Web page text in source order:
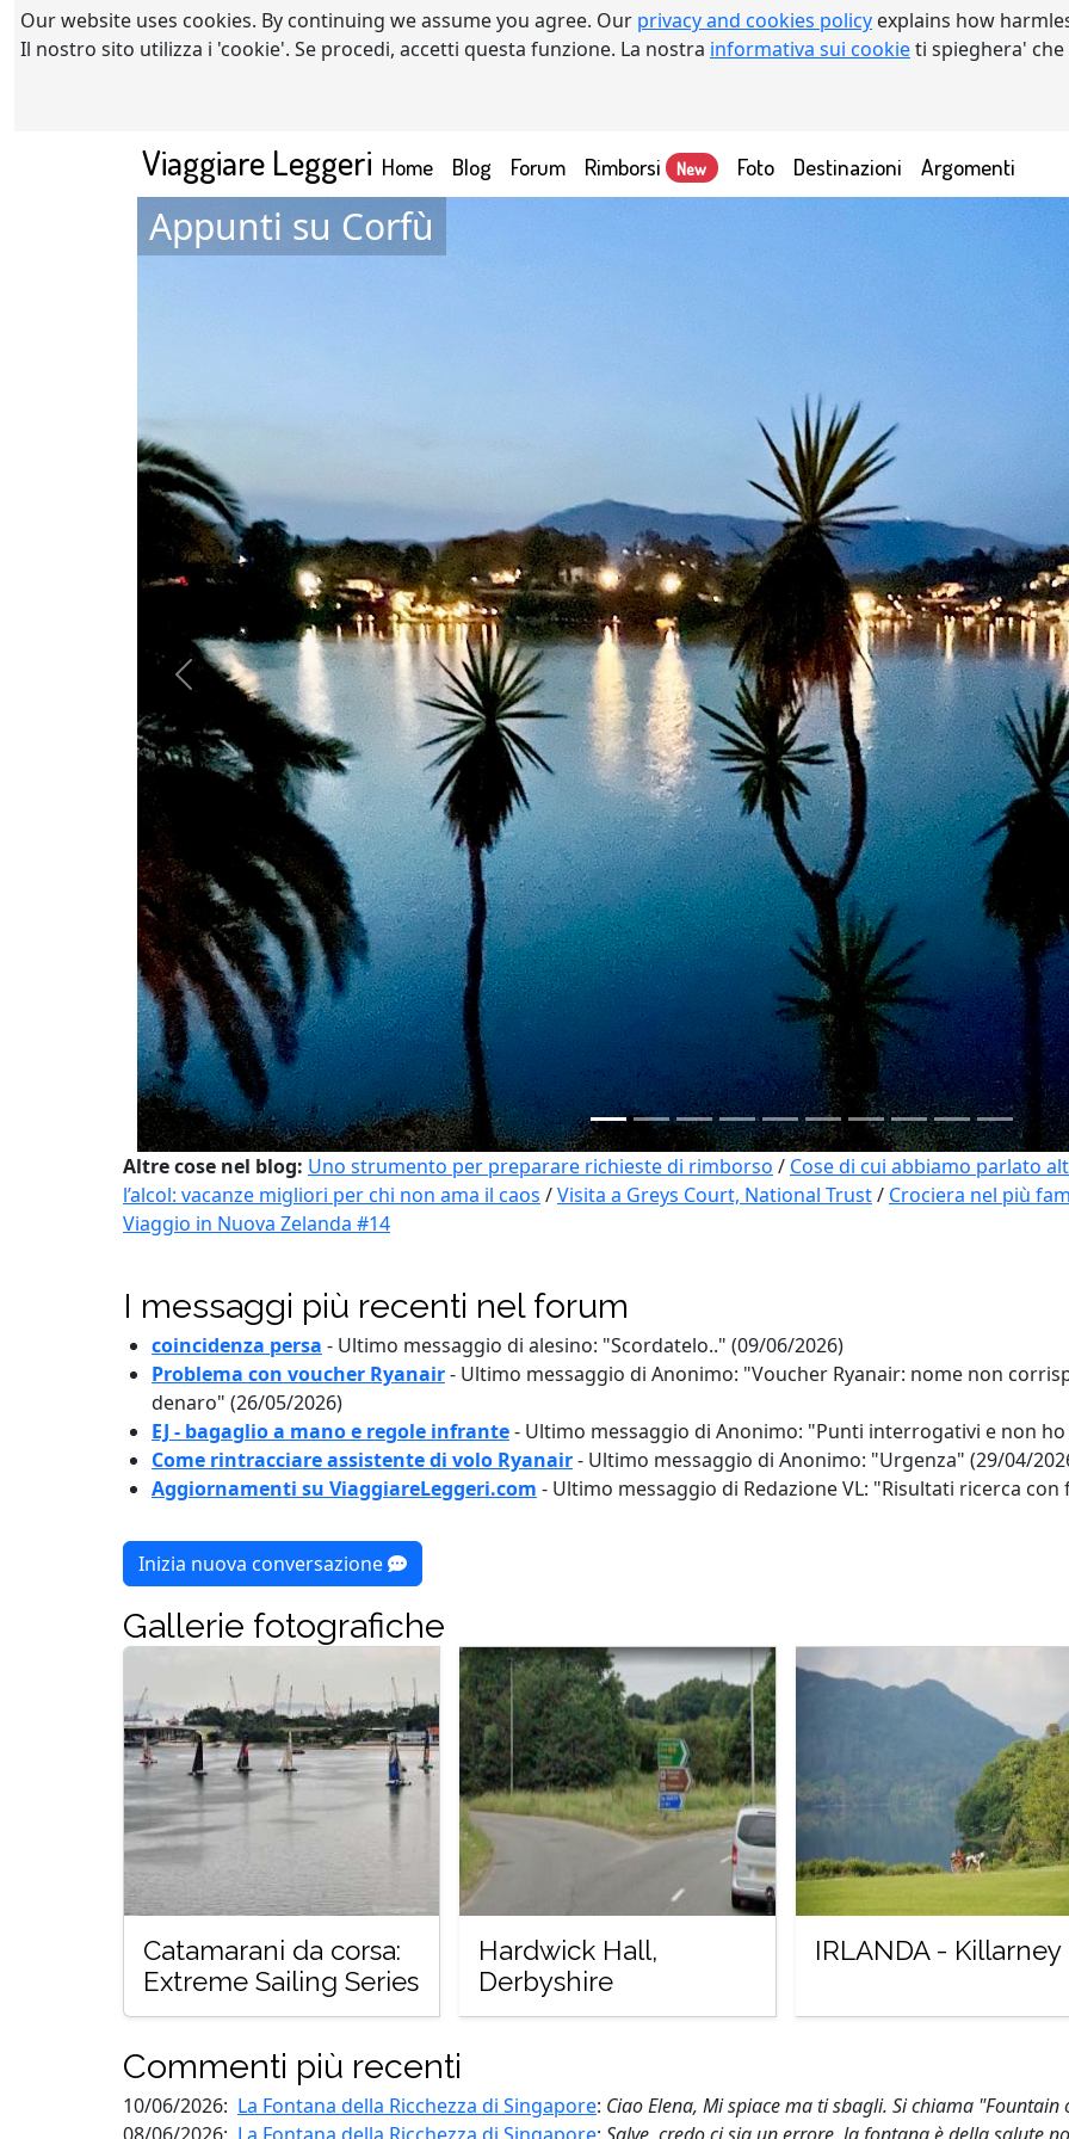
Our website uses cookies. By continuing we assume you agree. Our privacy and cookies policy explains how
Il nostro sito utilizza i 'cookie'. Se procedi, accetti questa funzione. La nostra informativa sui cookieti spieghera'
Viaggiare Leggeri Home(current)
Blog Forum Rimborsi New Foto Destinazioni Argomenti
Previous
Altre cose nel blog: Uno strumento per preparare richieste di rimborso / Cose di cui abbiamo parlato
l’alcol: vacanze migliori per chi non ama il caos /Visita a Greys Court, National Trust/ Crociera nel più
Viaggio in Nuova Zelanda #14
I messaggi più recenti nel forum
coincidenza persa - Ultimo messaggio di alesino: "Scordatelo.." (09/06/2026)
Problema con voucher Ryanair- Ultimo messaggio di Anonimo: "Voucher Ryanair: nome non
denaro" (26/05/2026)
EJ - bagaglio a mano e regole infrante- Ultimo messaggio di Anonimo: "Punti interrogativi e non
Come rintracciare assistente di volo Ryanair- Ultimo messaggio di Anonimo: "Urgenza" (29/04/
Aggiornamenti su ViaggiareLeggeri.com - Ultimo messaggio di Redazione VL: "Risultati ricerca
Inizia nuova conversazione
Gallerie fotografiche
Catamarani da corsa:
Extreme Sailing Series
Hardwick Hall,
Derbyshire
IRLANDA - Killarney
Commenti più recenti
10/06/2026: La Fontana della Ricchezza di Singapore: Ciao Elena, Mi spiace ma ti sbagli. Si chiama "Fountain